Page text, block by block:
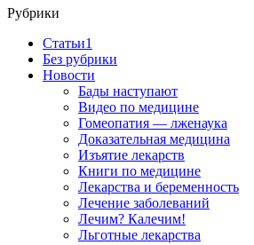
Рубрики
Cтатьи1
Без рубрики
Новости
Бады наступают
Видео по медицине
Гомеопатия — лженаука
Доказательная медицина
Изъятие лекарств
Книги по медицине
Лекарства и беременность
Лечение заболеваний
Лечим? Калечим!
Льготные лекарства